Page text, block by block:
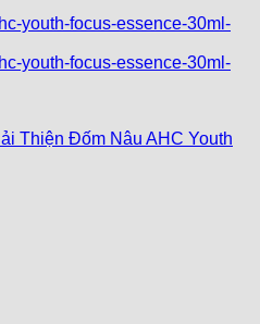
Thiện Đốm Nâu AHC Youth